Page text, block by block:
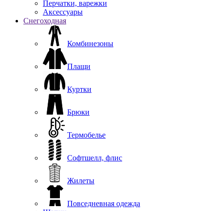
Перчатки, варежки
Аксессуары
Снегоходная
Комбинезоны
Плащи
Куртки
Брюки
Термобелье
Софтшелл, флис
Жилеты
Повседневная одежда